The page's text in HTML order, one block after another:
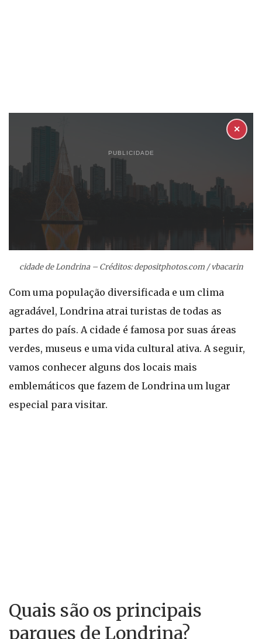
PUBLICIDADE
✕
cidade de Londrina – Créditos: depositphotos.com / vbacarin
Com uma população diversificada e um clima
agradável, Londrina atrai turistas de todas as
partes do país. A cidade é famosa por suas áreas
verdes, museus e uma vida cultural ativa. A seguir,
vamos conhecer alguns dos locais mais
emblemáticos que fazem de Londrina um lugar
especial para visitar.
Quais são os principais
parques de Londrina?